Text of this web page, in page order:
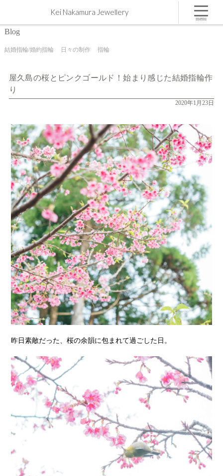
屋久島の桜とピンクゴールド！始まり感じた結婚指輪作り | 屋久島,ジュエリー,オーダーメイドの
マリッジリング（結婚・婚約指輪）制作 | Kei Nakamura Jewellery Blog
Kei Nakamura Jewellery
Blog
結婚指輪/婚約指輪 日々の制作 指輪
屋久島の桜とピンクゴールド！始まり感じた結婚指輪作
り
2020年1月23日
昨日素敵だった、桜の余韻に包まれて過ごした日。
menu